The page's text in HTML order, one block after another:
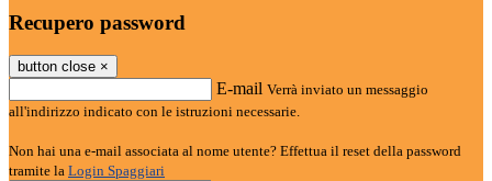
Recupero password
button close ×
E-mail Verrà inviato un messaggio
all'indirizzo indicato con le istruzioni necessarie.
Non hai una e-mail associata al nome utente? Effettua il reset della password
tramite la Login Spaggiari